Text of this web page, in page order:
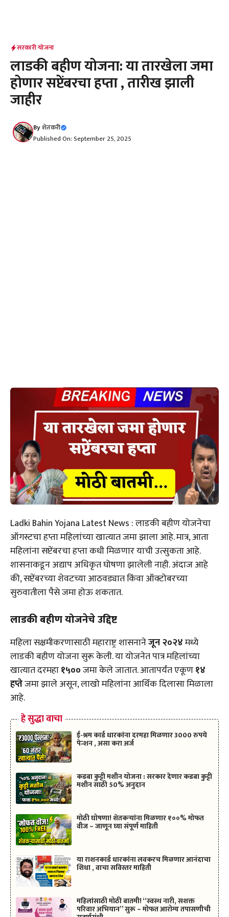
सरकारी योजना
लाडकी बहीण योजना: या तारखेला जमा
होणार सप्टेंबरचा हप्ता , तारीख झाली
जाहीर
Byशेतकरी
Published On: September 25, 2025
Ladki Bahin Yojana Latest News : लाडकी बहीण योजनेचा
ऑगस्टचा हप्ता महिलांच्या खात्यात जमा झाला आहे. मात्र, आता
महिलांना सप्टेंबरचा हप्ता कधी मिळणार याची उत्सुकता आहे.
शासनाकडून अद्याप अधिकृत घोषणा झालेली नाही. अंदाज आहे
की, सप्टेंबरच्या शेवटच्या आठवड्यात किंवा ऑक्टोबरच्या
सुरुवातीला पैसे जमा होऊ शकतात.
लाडकी बहीण योजनेचे उद्दिष्ट
महिला सक्षमीकरणासाठी महाराष्ट्र शासनानेजून २०२४मध्ये
लाडकी बहीण योजना सुरू केली. या योजनेत पात्र महिलांच्या
खात्यात दरमहा₹१५००जमा केले जातात. आतापर्यंत एकूण१४
हप्तेजमा झाले असून, लाखो महिलांना आर्थिक दिलासा मिळाला
आहे.
हे सुद्धा वाचा
ई-श्रम कार्ड धारकांना दरमहा मिळणार 3000 रुपये
पेन्शन , असा करा अर्ज
कडबा कुट्टी मशीन योजना : सरकार देणार कडबा कुट्टी
मशीन साठी 50% अनुदान
मोठी घोषणा! शेतकऱ्यांना मिळणार १००% मोफत
वीज – जाणून घ्या संपूर्ण माहिती
या राशनकार्ड धारकांना लवकरच मिळणार आनंदाचा
शिधा , वाचा सविस्तर माहिती
महिलांसाठी मोठी बातमी! “स्वस्थ नारी, सशक्त
परिवार अभियान” सुरू – मोफत आरोग्य तपासणीची